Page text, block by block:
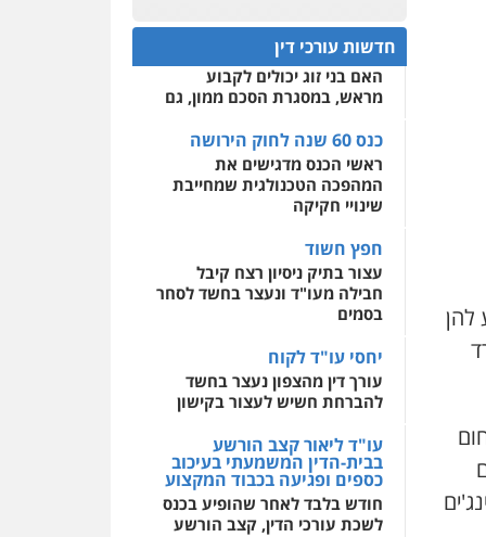
להן
והונאה
0526885006
עו"ד שלי גורביץ – לוי
משפט פלילי פשיעה
חמורה מעצרים וחקירות
צבאי תעבורה
0544218336
משרד עורכי דין חן ברוך
פלילי דיני תעבורה מעצרים
וחקירות
0505078733
משרד עורכי דין טאי
שרקי
מרב"ד
0547556464
0522508109
אחסון אתרים
מהירות הגנה גיבוי
לעורכי דין
מרכז התחלה חדשה
שירותים מקצועיים לעורכי
דין
0544500346
חדשות עורכי דין
המתח שבין חוק יחסי ממון
לבין חוק הירושה
האם בני זוג יכולים לקבוע
מראש, במסגרת הסכם ממון, גם
כנס 60 שנה לחוק הירושה
ראשי הכנס מדגישים את
המהפכה הטכנולגית שמחייבת
שינויי חקיקה
חפץ חשוד
עצור בתיק ניסיון רצח קיבל
חבילה מעו"ד ונעצר בחשד לסחר
בסמים
יחסי עו"ד לקוח
עורך דין מהצפון נעצר בחשד
להברחת חשיש לעצור בקישון
עו"ד ליאור קצב הורשע
בבית-הדין המשמעתי בעיכוב
כספים ופגיעה בכבוד המקצוע
חודש בלבד לאחר שהופיע בכנס
לשכת עורכי הדין, קצב הורשע